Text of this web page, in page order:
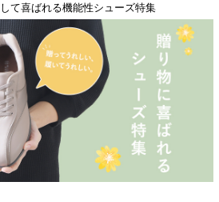
て喜ばれる機能性シューズ特集